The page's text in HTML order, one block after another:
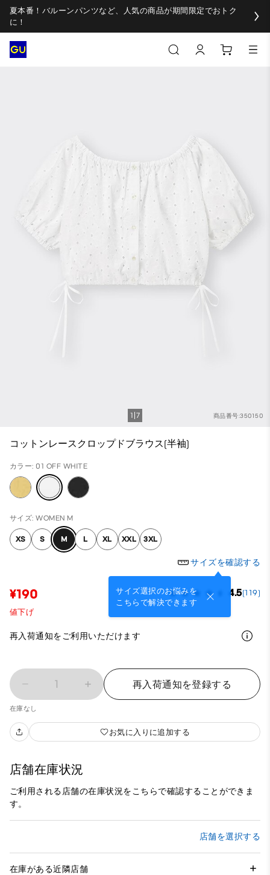
夏本番！バルーンパンツなど、人気の商品が期間限定でおトク
に！
商品番号:350150
1 7
コットンレースクロップドブラウス(半袖)
カラー: 01 OFF WHITE
サイズ: WOMEN M
XS S M L XL XXL 3XL
サイズを確認する
サイズ選択のお悩みを
こちらで解決できます
¥190 4.5(119)
値下げ
再入荷通知をご利用いただけます
1 再入荷通知を登録する
在庫なし
お気に入りに追加する
店舗在庫状況
ご利用される店舗の在庫状況をこちらで確認することができま
す。
店舗を選択する
在庫がある近隣店舗